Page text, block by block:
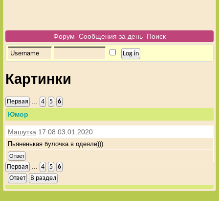
Форум Сообщения за день Поиск
Картинки
Первая 4 5 6
Юмор
Машутка 17:08 03.01.2020
Пьяненькая булочка в одеяле)))
Ответ
Первая 4 5
6
Ответ
В раздел